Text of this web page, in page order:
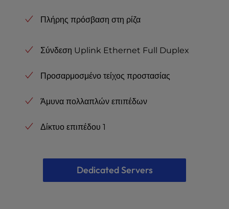
Πλήρης πρόσβαση στη ρίζα
Σύνδεση Uplink Ethernet Full Duplex
Προσαρμοσμένο τείχος προστασίας
Άμυνα πολλαπλών επιπέδων
Δίκτυο επιπέδου 1
Dedicated Servers